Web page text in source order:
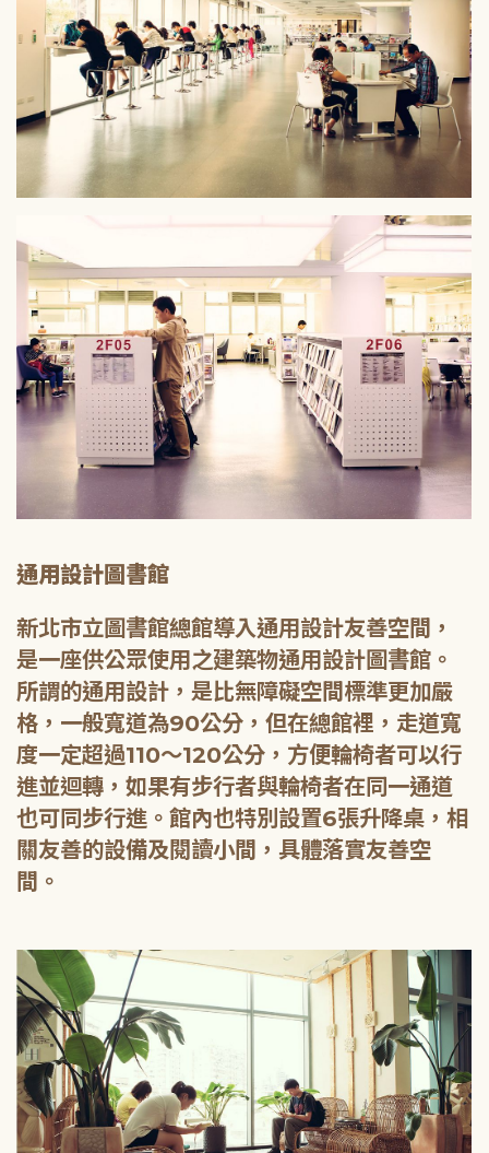
通用設計圖書館
新北市立圖書館總館導入通用設計友善空間，
是一座供公眾使用之建築物通用設計圖書館。
所謂的通用設計，是比無障礙空間標準更加嚴
格，一般寬道為90公分，但在總館裡，走道寬
度一定超過110～120公分，方便輪椅者可以行
進並迴轉，如果有步行者與輪椅者在同一通道
也可同步行進。館內也特別設置6張升降桌，相
關友善的設備及閱讀小間，具體落實友善空
間。